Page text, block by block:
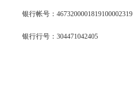
银行帐号：4673200001819100002319
银行行号：304471042405